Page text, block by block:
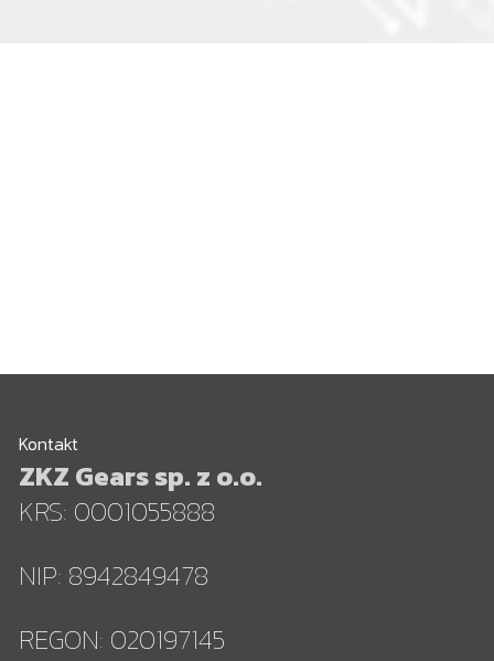
Kontakt
ZKZ Gears sp. z o.o.
KRS: 0001055888
NIP: 8942849478
REGON: 020197145